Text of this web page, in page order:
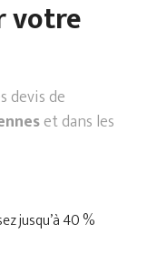
votre
devis de
et dans les
jusqu’à 40 %